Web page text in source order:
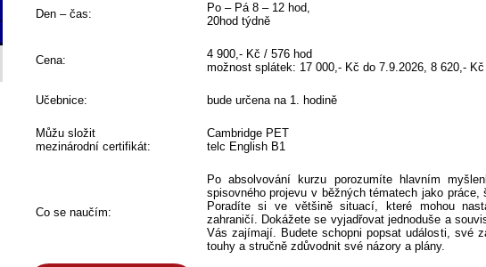
Den – čas:
Po – Pá 8 – 12 hod,
20hod týdně
Cena:
4 900,- Kč / 576 hod
možnost splátek: 17 000,- Kč do 7.9.2026, 8 620,-
Učebnice: bude určena na 1. hodině
Můžu složit
mezinárodní certifikát:
Cambridge PET
telc English B1
Co se naučím:
Po absolvování kurzu porozumíte hlavním
spisovného projevu v běžných tématech jako
Poradíte si ve většině situací, které mohou
zahraničí. Dokážete se vyjadřovat jednoduše a
Vás zajímají. Budete schopni popsat události, své
touhy a stručně zdůvodnit své názory a plány.